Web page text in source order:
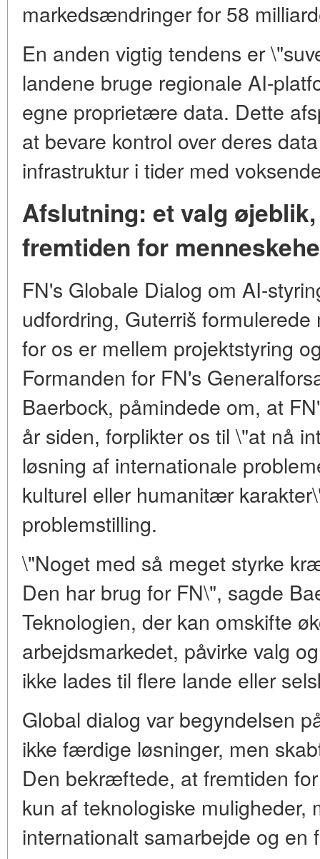
markedsændringer for 58
En anden vigtig tendens er
landene bruge regionale AI-
egne proprietære data. Dette
at bevare kontrol over deres
infrastruktur i tider med
Afslutning: et valg
fremtiden for
FN's Globale Dialog om AI-
udfordring, Guterriš
for os er mellem projektstyring
Formanden for FN's
Baerbock, påmindede om, at
år siden, forplikter os til \"at nå
løsning af internationale
kulturel eller humanitær
problemstilling.
\"Noget med så meget styrke
Den har brug for FN\", sagde
Teknologien, der kan omskifte
arbejdsmarkedet, påvirke valg
ikke lades til flere lande eller
Global dialog var begyndelsen
ikke færdige løsninger, men
Den bekræftede, at fremtiden
kun af teknologiske muligheder,
internationalt samarbejde og en